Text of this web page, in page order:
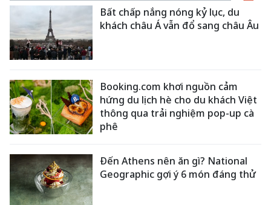
Bất chấp nắng nóng kỷ lục, du
khách châu Á vẫn đổ sang châu Âu
Booking.com khơi nguồn cảm
hứng du lịch hè cho du khách Việt
thông qua trải nghiệm pop-up cà
phê
Đến Athens nên ăn gì? National
Geographic gợi ý 6 món đáng thử